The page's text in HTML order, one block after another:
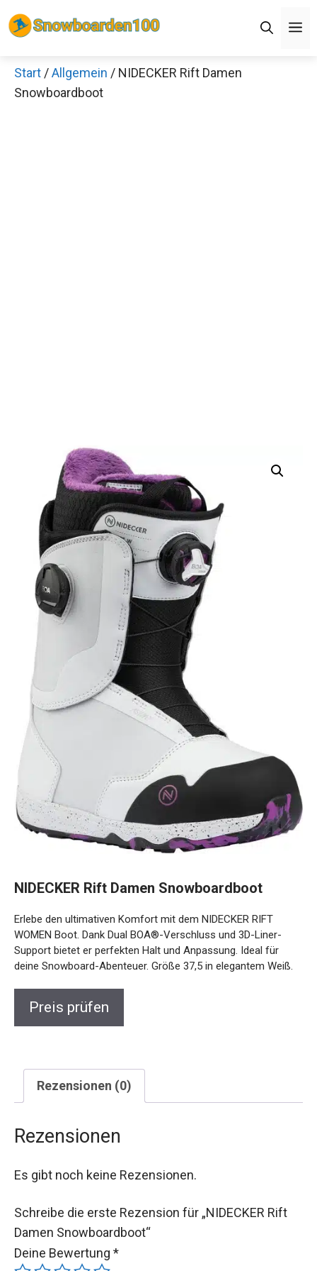
Inhalt
Start /Allgemein / NIDECKER Rift Damen
Snowboardboot
NIDECKER Rift Damen Snowboardboot
Erlebe den ultimativen Komfort mit dem NIDECKER RIFT
WOMEN Boot. Dank Dual BOA®-Verschluss und 3D-Liner-
Support bietet er perfekten Halt und Anpassung. Ideal für
deine Snowboard-Abenteuer. Größe 37,5 in elegantem Weiß.
Preis prüfen
Rezensionen (0)
Rezensionen
Es gibt noch keine Rezensionen.
Schreibe die erste Rezension für „NIDECKER Rift
Damen Snowboardboot“
Deine Bewertung *